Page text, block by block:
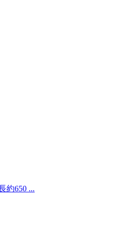
約650 ...